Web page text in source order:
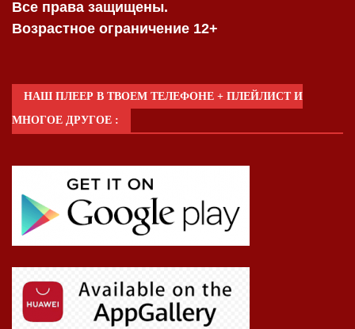
Все права защищены.
Возрастное ограничение 12+
НАШ ПЛЕЕР В ТВОЕМ ТЕЛЕФОНЕ + ПЛЕЙЛИСТ И
МНОГОЕ ДРУГОЕ :